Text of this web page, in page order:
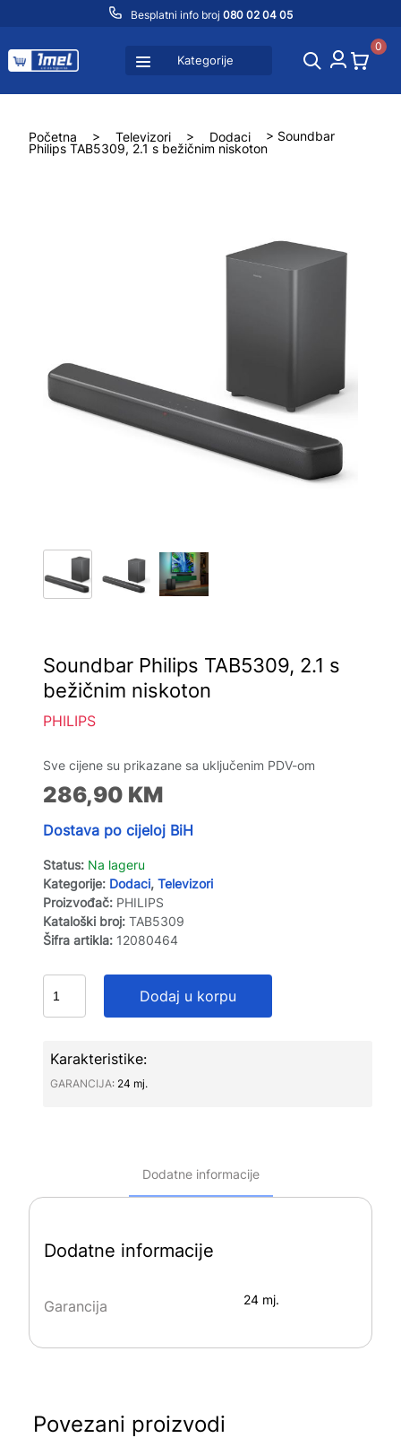
Besplatni info broj 080 02 04 05
Kategorije
0
Početna > Televizori > Dodaci
> Soundbar
Philips TAB5309, 2.1 s bežičnim niskoton
Soundbar Philips TAB5309, 2.1 s
bežičnim niskoton
PHILIPS
Sve cijene su prikazane sa uključenim PDV-om
286,90 KM
Dostava po cijeloj BiH
Status: Na lageru
Kategorije: Dodaci, Televizori
Proizvođač: PHILIPS
Kataloški broj: TAB5309
Šifra artikla: 12080464
Dodaj u korpu
Karakteristike:
GARANCIJA∶ 24 mj.
Dodatne informacije
Dodatne informacije
Garancija 24 mj.
Povezani proizvodi